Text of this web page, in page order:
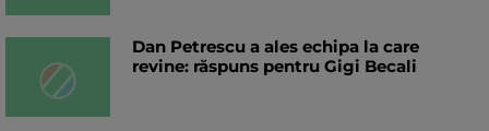
Dan Petrescu a ales echipa la care
revine: răspuns pentru Gigi Becali